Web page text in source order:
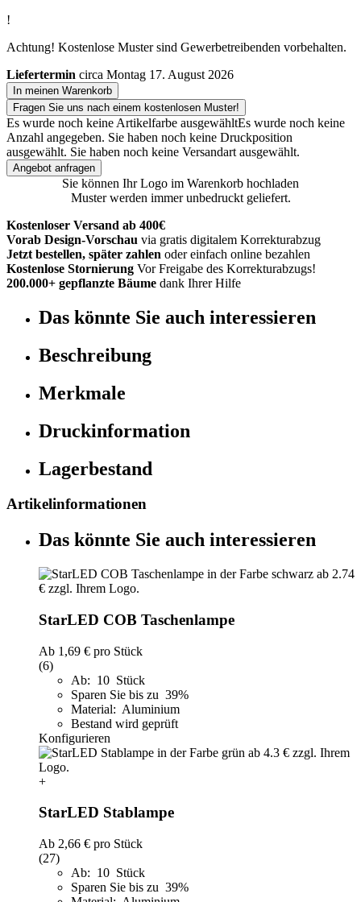
!
Achtung! Kostenlose Muster sind Gewerbetreibenden vorbehalten.
Liefertermin circa Montag 17. August 2026
In meinen Warenkorb
Fragen Sie uns nach einem kostenlosen Muster!
Es wurde noch keine Artikelfarbe ausgewähltEs wurde noch keine
Anzahl angegeben. Sie haben noch keine Druckposition
ausgewählt. Sie haben noch keine Versandart ausgewählt.
Angebot anfragen
Sie können Ihr Logo im Warenkorb hochladen
Muster werden immer unbedruckt geliefert.
Kostenloser Versand ab 400€
Vorab Design-Vorschau via gratis digitalem Korrekturabzug
Jetzt bestellen, später zahlen oder einfach online bezahlen
Kostenlose Stornierung Vor Freigabe des Korrekturabzugs!
200.000+ gepflanzte Bäume dank Ihrer Hilfe
Das könnte Sie auch interessieren
Beschreibung
Merkmale
Druckinformation
Lagerbestand
Artikelinformationen
Das könnte Sie auch interessieren
StarLED COB Taschenlampe
Ab 1,69 € pro Stück
(6)
Ab: 10 Stück
Sparen Sie bis zu 39%
Material: Aluminium
Bestand wird geprüft
Konfigurieren
+
StarLED Stablampe
Ab 2,66 € pro Stück
(27)
Ab: 10 Stück
Sparen Sie bis zu 39%